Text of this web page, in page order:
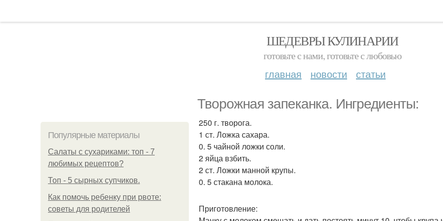
ШЕДЕВРЫ КУЛИНАРИИ
готовьте с нами, готовьте с любовью
главная новости статьи
Творожная запеканка. Ингредиенты:
Популярные материалы
Салаты с сухариками: топ - 7
любимых рецептов?
Топ - 5 сырных супчиков.
Как помочь ребенку при рвоте:
советы для родителей
250 г. творога.
1 ст. Ложка сахара.
0. 5 чайной ложки соли.
2 яйца взбить.
2 ст. Ложки манной крупы.
0. 5 стакана молока.
Приготовление: